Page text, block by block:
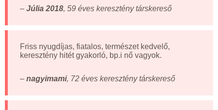
– Júlia 2018, 59 éves keresztény társkereső
Friss nyugdíjas, fiatalos, természet kedvelő,
keresztény hitét gyakorló, bp.i nő vagyok.
– nagyimami, 72 éves keresztény társkereső